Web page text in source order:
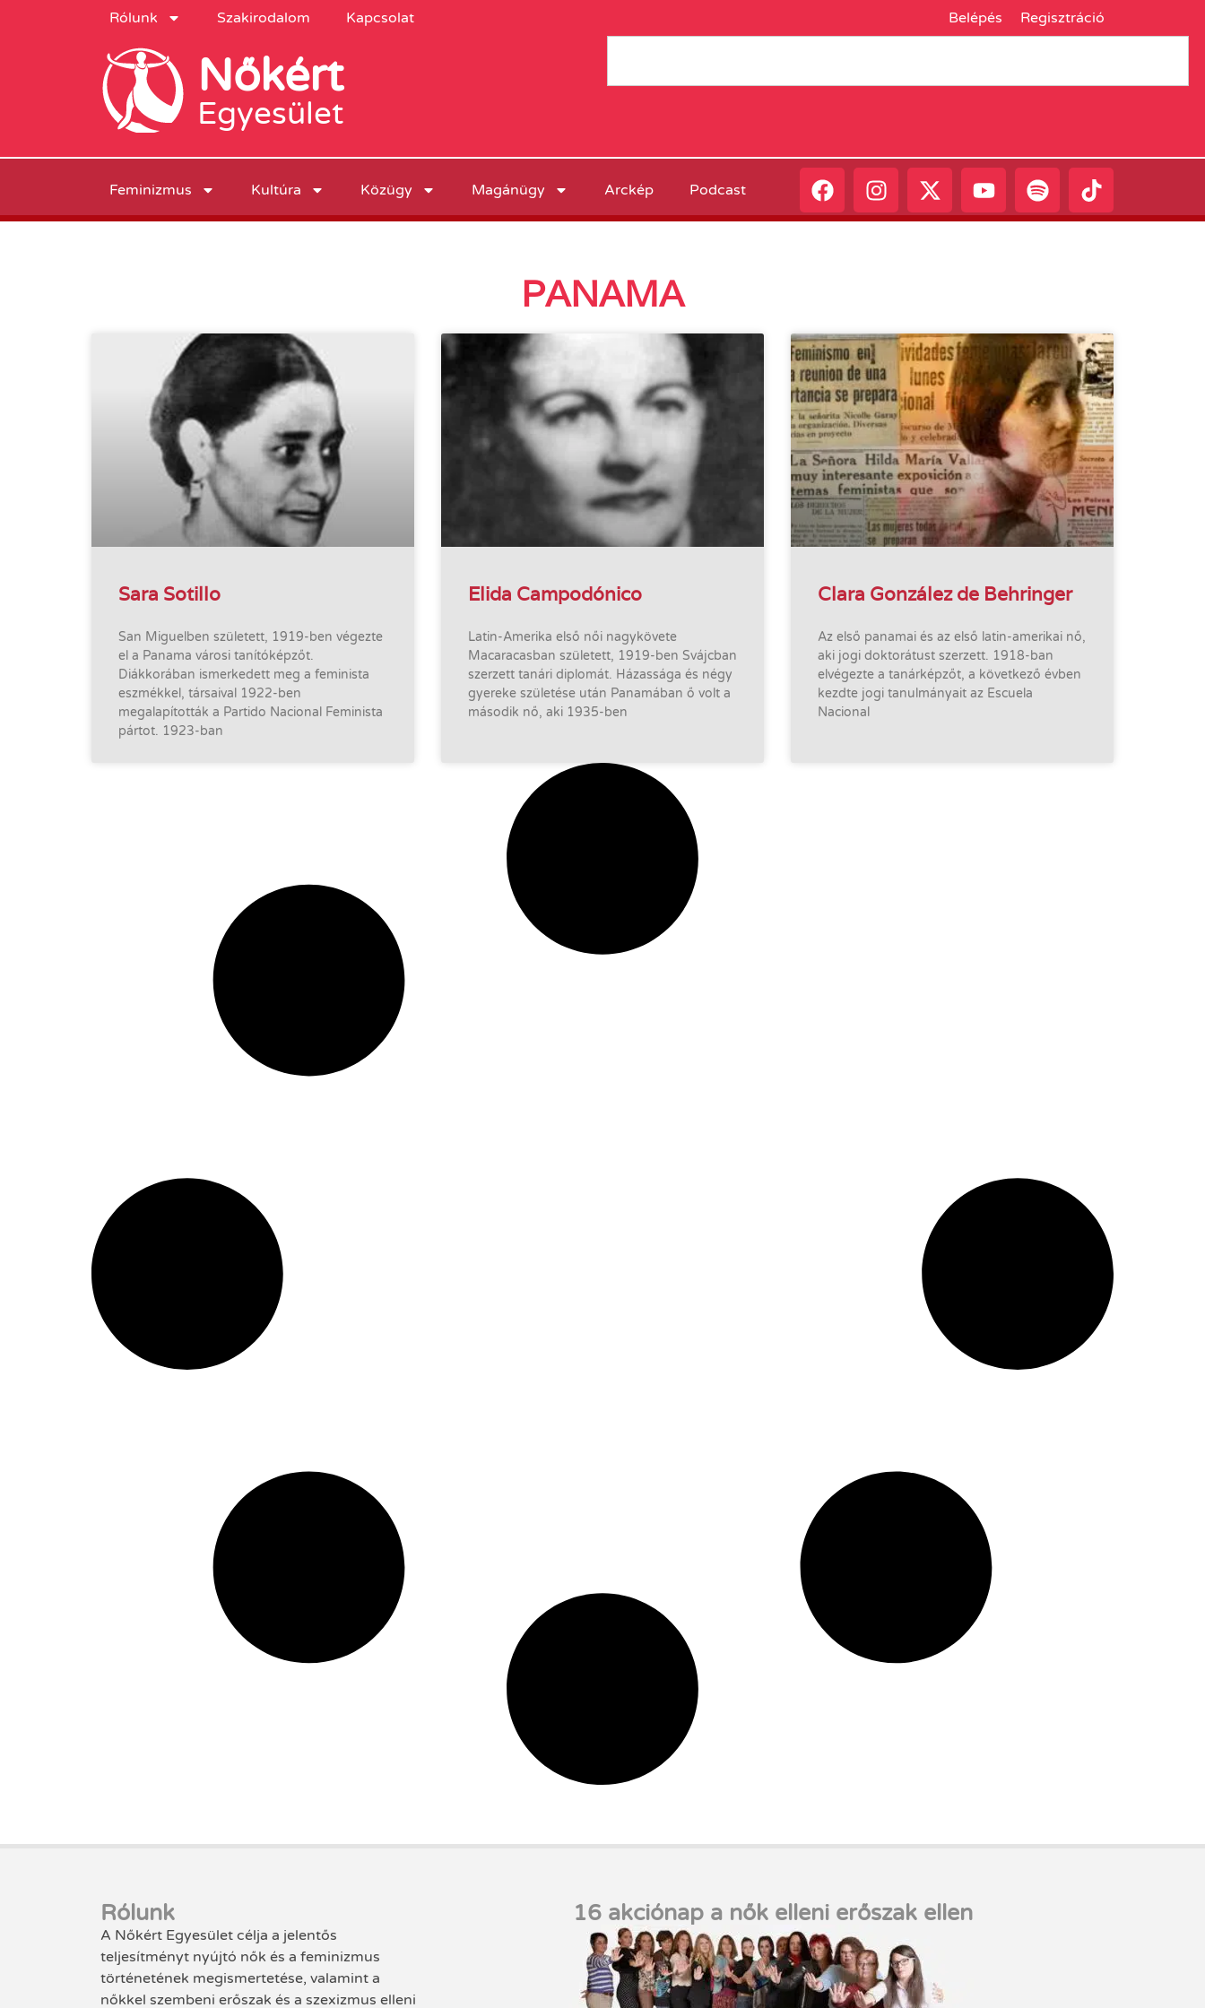
Rólunk Szakirodalom Kapcsolat Belépés Regisztráció
Nőkért
Egyesület
Feminizmus Kultúra Közügy Magánügy Arckép Podcast
PANAMA
Sara Sotillo
San Miguelben született, 1919-ben végezte
el a Panama városi tanítóképzőt.
Diákkorában ismerkedett meg a feminista
eszmékkel, társaival 1922-ben
megalapították a Partido Nacional Feminista
pártot. 1923-ban
Elida Campodónico
Latin-Amerika első női nagykövete
Macaracasban született, 1919-ben Svájcban
szerzett tanári diplomát. Házassága és négy
gyereke születése után Panamában ő volt a
második nő, aki 1935-ben
Clara González de Behringer
Az első panamai és az első latin-amerikai nő,
aki jogi doktorátust szerzett. 1918-ban
elvégezte a tanárképzőt, a következő évben
kezdte jogi tanulmányait az Escuela
Nacional
Rólunk
A Nőkért Egyesület célja a jelentős
teljesítményt nyújtó nők és a feminizmus
történetének megismertetése, valamint a
nőkkel szembeni erőszak és a szexizmus elleni
16 akciónap a nők elleni erőszak ellen